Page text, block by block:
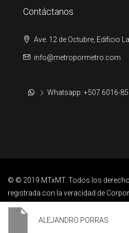
Contáctanos
Ave. 12 de Octubre, Edificio
info@metropormetro.com
Whatsapp: +507 6016-
© © 2019 MTxMT. Todos los
registrada con la veracidad de
ALEJANDRO PORRAS